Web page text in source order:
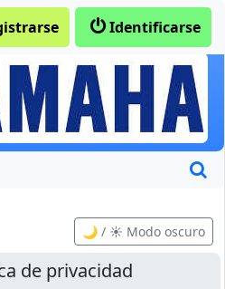
Identificarse
🌙 / ☀️ Modo oscuro
de privacidad